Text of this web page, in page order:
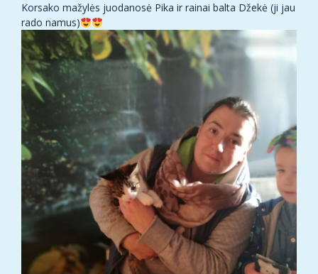
Korsako mažylės juodanosė Pika ir rainai balta Džekė (ji jau
rado namus)